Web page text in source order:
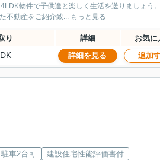
物件で子供達と楽しく生活を送りましょう
不動産をご紹介致... もっと見る
り 詳細 お気に
詳細を見る 追加
駐車2台可
建設住宅性能評価書付